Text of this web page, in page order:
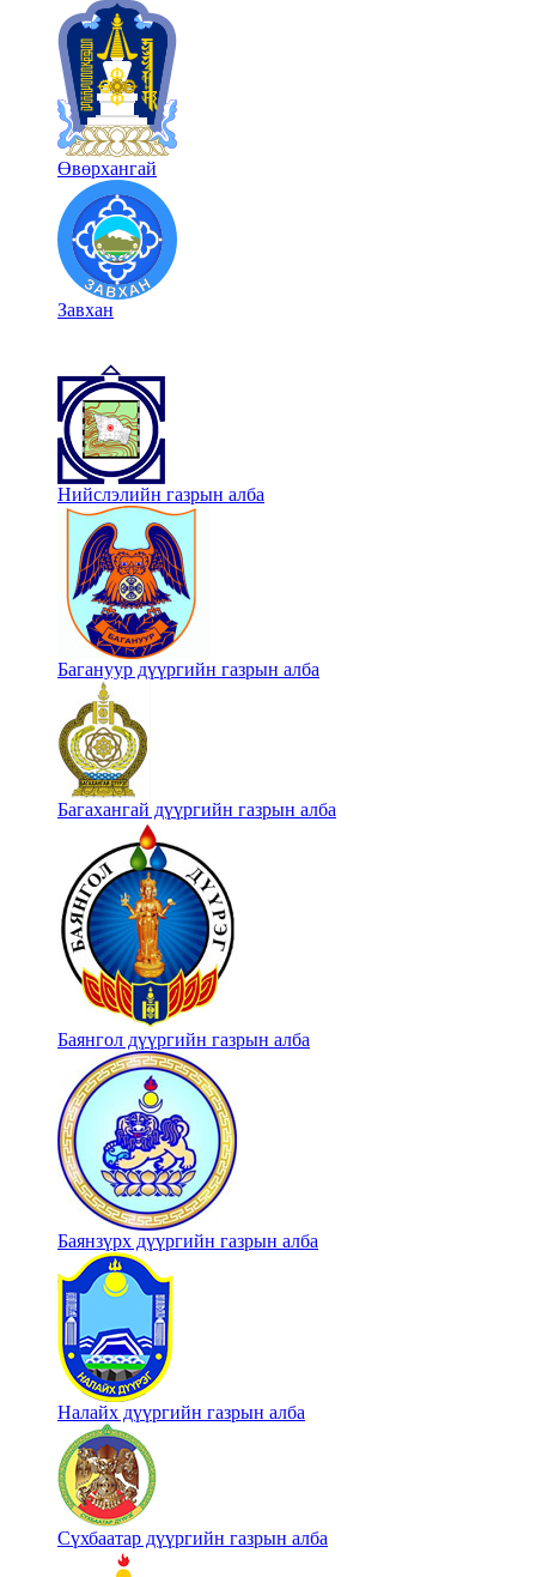
Өвөрхангай
Завхан
Нийслэлийн газрын алба
Багануур дүүргийн газрын алба
Багахангай дүүргийн газрын алба
Баянгол дүүргийн газрын алба
Баянзүрх дүүргийн газрын алба
Налайх дүүргийн газрын алба
Сүхбаатар дүүргийн газрын алба